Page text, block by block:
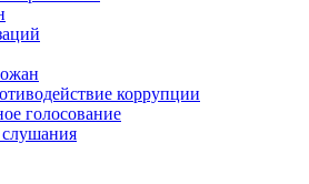
коррупции
голосование